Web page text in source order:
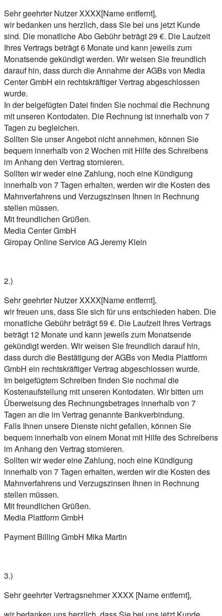
Sehr geehrter Nutzer XXXX[Name entfernt],
wir bedanken uns herzlich, dass Sie bei uns jetzt Kunde
sind. Die monatliche Abo Gebühr beträgt 29 €. Die Laufzeit
Ihres Vertrags beträgt 6 Monate und kann jeweils zum
Monatsende gekündigt werden. Wir weisen Sie freundlich
darauf hin, dass durch die Annahme der AGBs von Media
Center GmbH ein rechtskräftiger Vertrag abgeschlossen
wurde.
In der beigefügten Datei finden Sie nochmal die Rechnung
mit unseren Kontodaten. Die Rechnung ist innerhalb von 7
Tagen zu begleichen.
Sollten Sie unser Angebot nicht annehmen, können Sie
bequem innerhalb von 2 Wochen mit Hilfe des Schreibens
im Anhang den Vertrag stornieren.
Sollten wir weder eine Zahlung, noch eine Kündigung
innerhalb von 7 Tagen erhalten, werden wir die Kosten des
Mahnverfahrens und Verzugszinsen Ihnen in Rechnung
stellen müssen.
Mit freundlichen Grüßen.
Media Center GmbH
Giropay Online Service AG Jeremy Klein
2.)
Sehr geehrter Nutzer XXXX[Name entfernt],
wir freuen uns, dass Sie sich für uns entschieden haben. Die
monatliche Gebühr beträgt 59 €. Die Laufzeit Ihres Vertrags
beträgt 12 Monate und kann jeweils zum Monatsende
gekündigt werden. Wir weisen Sie freundlich darauf hin,
dass durch die Bestätigung der AGBs von Media Plattform
GmbH ein rechtskräftiger Vertrag abgeschlossen wurde.
Im beigefügtem Schreiben finden Sie nochmal die
Kostenaufstellung mit unseren Kontodaten. Wir bitten um
Überweisung des Rechnungsbetrages innerhalb von 7
Tagen an die im Vertrag genannte Bankverbindung.
Falls Ihnen unsere Dienste nicht gefallen, können Sie
bequem innerhalb von einem Monat mit Hilfe des Schreibens
im Anhang den Vertrag stornieren.
Sollten wir weder eine Zahlung, noch eine Kündigung
innerhalb von 7 Tagen erhalten, werden wir die Kosten des
Mahnverfahrens und Verzugszinsen Ihnen in Rechnung
stellen müssen.
Mit freundlichen Grüßen.
Media Plattform GmbH
Payment Billing GmbH Mika Martin
3.)
Sehr geehrter Vertragsnehmer XXXX [Name entfernt],